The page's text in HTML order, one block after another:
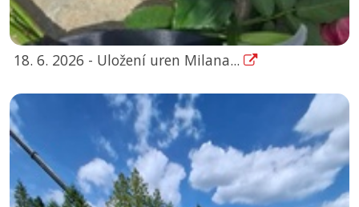
18. 6. 2026 - Uložení uren Milana...